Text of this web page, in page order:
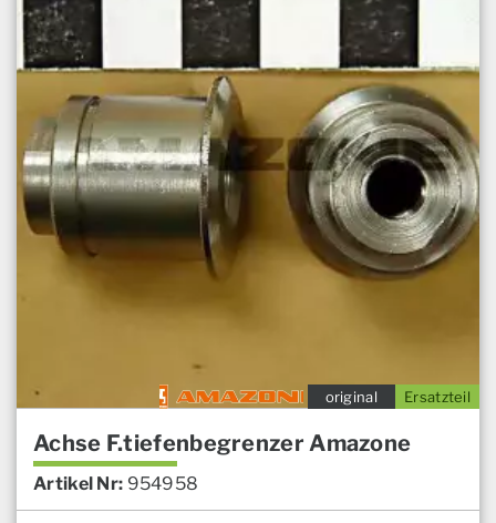
Ersatzteil
original
Achse F.tiefenbegrenzer Amazone
Artikel Nr: 954958